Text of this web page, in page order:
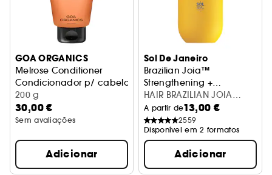
GOA ORGANICS
Melrose Conditioner
Condicionador p/ cabelos finos c/ tendência p/
200 g
30,00 €
Sem avaliações
Adicionar
Sol De Janeiro
Brazilian Joia™
Strengthening +
Smoothing
Amaciador
HAIR BRAZILIAN JOIA
CONDITIONER 90ML
A partir de13,00 €
2559
Disponível em 2 formatos
Adicionar